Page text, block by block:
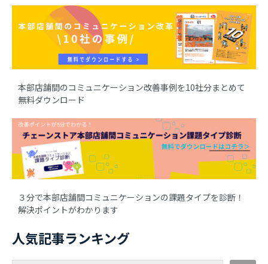
本部店舗間のコミュニケーション改善事例を10社分まとめて
無料ダウンロード
３分で本部店舗間コミュニケーションの課題タイプを診断！
解決ポイントがわかります
人気記事ランキング